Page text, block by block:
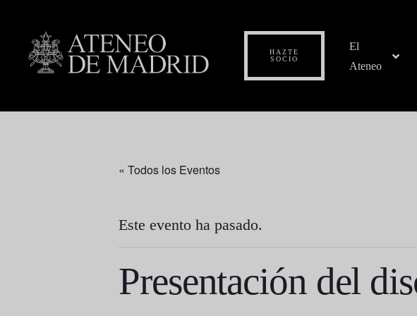
HAZTE
SOCIO
El
Ateneo
« Todos los Eventos
Este evento ha pasado.
Presentación del